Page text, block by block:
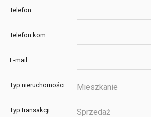
Telefon
Telefon kom.
E-mail
Typ nieruchomości Mieszkanie
Typ transakcji Sprzedaż